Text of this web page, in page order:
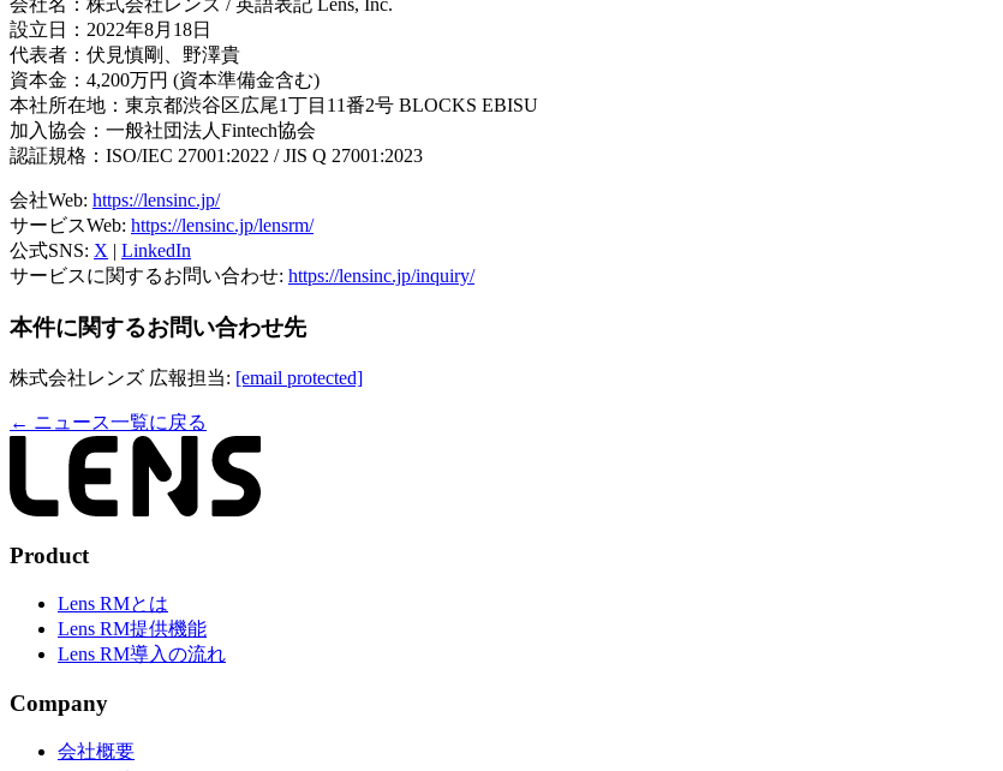
会社名：株式会社レンズ / 英語表記 Lens, Inc.
設立日：2022年8月18日
代表者：伏見慎剛、野澤貴
資本金：4,200万円 (資本準備金含む)
本社所在地：東京都渋谷区広尾1丁目11番2号 BLOCKS EBISU
加入協会：一般社団法人Fintech協会
認証規格：ISO/IEC 27001:2022 / JIS Q 27001:2023
会社Web: https://lensinc.jp/
サービスWeb: https://lensinc.jp/lensrm/
公式SNS: X | LinkedIn
サービスに関するお問い合わせ: https://lensinc.jp/inquiry/
本件に関するお問い合わせ先
株式会社レンズ 広報担当: [email protected]
← ニュース一覧に戻る
Product
Lens RMとは
Lens RM提供機能
Lens RM導入の流れ
Company
会社概要